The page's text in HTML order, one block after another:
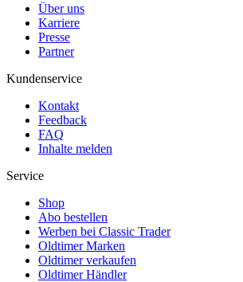
Über uns
Karriere
Presse
Partner
Kundenservice
Kontakt
Feedback
FAQ
Inhalte melden
Service
Shop
Abo bestellen
Werben bei Classic Trader
Oldtimer Marken
Oldtimer verkaufen
Oldtimer Händler